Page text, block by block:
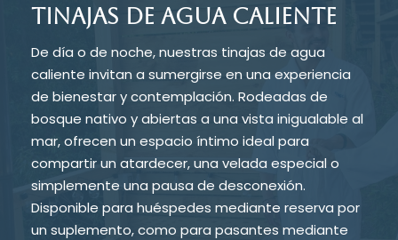
TINAJAS DE AGUA CALIENTE
De día o de noche, nuestras tinajas de agua
caliente invitan a sumergirse en una experiencia
de bienestar y contemplación. Rodeadas de
bosque nativo y abiertas a una vista inigualable al
mar, ofrecen un espacio íntimo ideal para
compartir un atardecer, una velada especial o
simplemente una pausa de desconexión.
Disponible para huéspedes mediante reserva por
un suplemento, como para pasantes mediante